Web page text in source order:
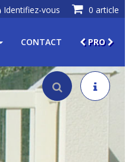
0 article
Identifiez-vous
CONTACT PRO